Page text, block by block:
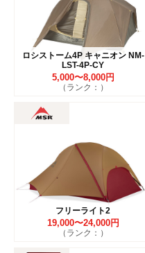
ロシストーム4P キャニオン NM-
LST-4P-CY
5,000〜8,000円
（ランク：）
フリーライト2
19,000〜24,000円
（ランク：）